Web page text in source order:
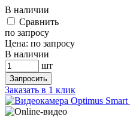
В наличии
Cравнить
по запросу
Цена: по запросу
В наличии
шт
Запросить
Заказать в 1 клик